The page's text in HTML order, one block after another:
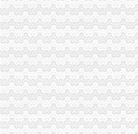
增值税纳税申报表一般纳税人
不认定增值税一般纳税人申请表
2016一般纳税人申请书
原增值税一般纳税人申报表培训
一般纳税人申请书,一般纳税人
增值税一般纳税人申报表及相
一般纳税人申请书-会计实务-中
一般纳税人新申报表填写说明
一般纳税人申报表附表一_文档